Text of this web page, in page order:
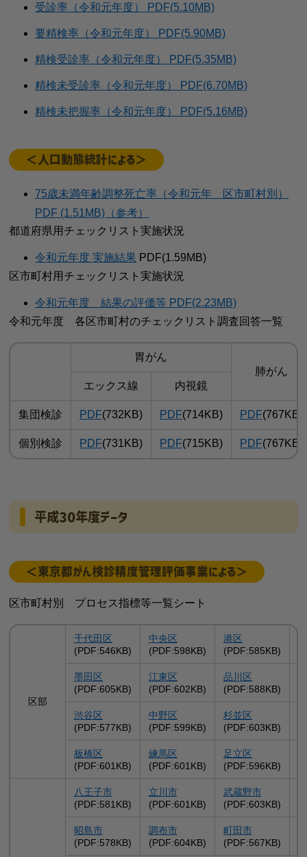
受診率（令和元年度） PDF(5.10MB)
要精検率（令和元年度） PDF(5.90MB)
精検受診率（令和元年度） PDF(5.35MB)
精検未受診率（令和元年度） PDF(6.70MB)
精検未把握率（令和元年度） PDF(5.16MB)
＜人口動態統計による＞
75歳未満年齢調整死亡率（令和元年 区市町村別）
PDF (1.51MB)（参考）
都道府県用チェックリスト実施状況
令和元年度 実施結果 PDF(1.59MB)
区市町村用チェックリスト実施状況
令和元年度 結果の評価等 PDF(2.23MB)
令和元年度 各区市町村のチェックリスト調査回答一覧
胃がん
肺がん
エックス線
内視鏡
集団検診 PDF(732KB) PDF(714KB) PDF(767KB)
個別検診 PDF(731KB) PDF(715KB) PDF(767KB)
平成30年度データ
＜東京都がん検診精度管理評価事業による＞
区市町村別 プロセス指標等一覧シート
区部
千代田区
(PDF:546KB)
中央区
(PDF:598KB)
港区
(PDF:585KB)
墨田区
(PDF:605KB)
江東区
(PDF:602KB)
品川区
(PDF:588KB)
渋谷区
(PDF:577KB)
中野区
(PDF:599KB)
杉並区
(PDF:603KB)
板橋区
(PDF:601KB)
練馬区
(PDF:601KB)
足立区
(PDF:596KB)
八王子市
(PDF:581KB)
立川市
(PDF:601KB)
武蔵野市
(PDF:603KB)
昭島市
(PDF:578KB)
調布市
(PDF:604KB)
町田市
(PDF:567KB)